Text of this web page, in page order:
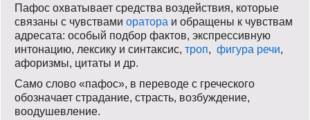
Пафос охватывает средства воздействия, которые
связаны с чувствами оратора и обращены к чувствам
адресата: особый подбор фактов, экспрессивную
интонацию, лексику и синтаксис, троп, фигура речи,
афоризмы, цитаты и др.
Само слово «пафос», в переводе с греческого
обозначает страдание, страсть, возбуждение,
воодушевление.